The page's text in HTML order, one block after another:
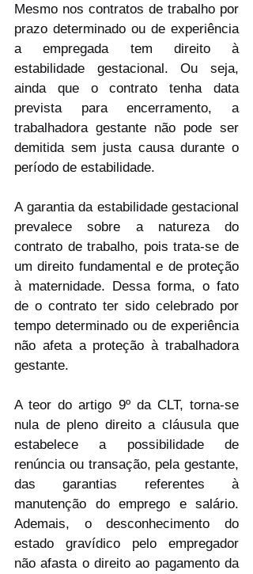
Mesmo nos contratos de trabalho por
prazo determinado ou de experiência
a empregada tem direito à
estabilidade gestacional. Ou seja,
ainda que o contrato tenha data
prevista para encerramento, a
trabalhadora gestante não pode ser
demitida sem justa causa durante o
período de estabilidade.
A garantia da estabilidade gestacional
prevalece sobre a natureza do
contrato de trabalho, pois trata-se de
um direito fundamental e de proteção
à maternidade. Dessa forma, o fato
de o contrato ter sido celebrado por
tempo determinado ou de experiência
não afeta a proteção à trabalhadora
gestante.
A teor do artigo 9º da CLT, torna-se
nula de pleno direito a cláusula que
estabelece a possibilidade de
renúncia ou transação, pela gestante,
das garantias referentes à
manutenção do emprego e salário.
Ademais, o desconhecimento do
estado gravídico pelo empregador
não afasta o direito ao pagamento da